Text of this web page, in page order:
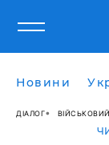
Новини
ДІАЛОГ